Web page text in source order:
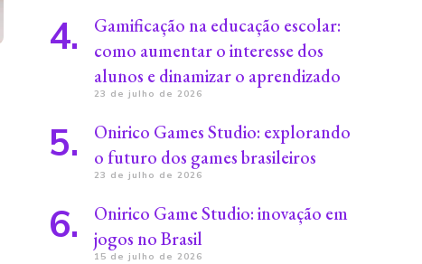
Gamificação na educação escolar:
como aumentar o interesse dos
alunos e dinamizar o aprendizado
23 de julho de 2026
Onirico Games Studio: explorando
o futuro dos games brasileiros
23 de julho de 2026
Onirico Game Studio: inovação em
jogos no Brasil
15 de julho de 2026